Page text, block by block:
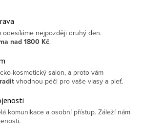
odesíláme nejpozději druhý den.
nad 1800 Kč.
kosmetický salon, a proto vám
vhodnou péči pro vaše vlasy a pleť.
komunikace a osobní přístup. Záleží nám